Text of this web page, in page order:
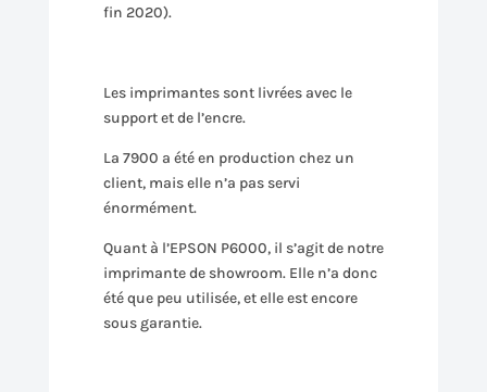
fin 2020).
Les imprimantes sont livrées avec le
support et de l’encre.
La 7900 a été en production chez un
client, mais elle n’a pas servi
énormément.
Quant à l’EPSON P6000, il s’agit de notre
imprimante de showroom. Elle n’a donc
été que peu utilisée, et elle est encore
sous garantie.